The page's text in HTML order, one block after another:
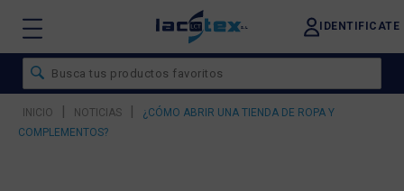
IDENTIFICATE
INICIO | NOTICIAS |
¿CÓMO ABRIR UNA TIENDA DE ROPA Y
COMPLEMENTOS?